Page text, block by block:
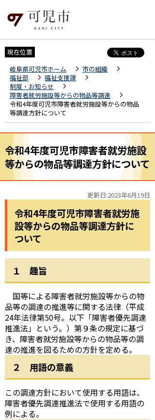
現在位置
岐阜県可児市ホーム
市の組織
福祉部
福祉支援課
制度・お知らせ
障害者就労施設等からの物品等調達
令和4年度可児市障害者就労施設等からの物品
等調達方針について
令和4年度可児市障害者就労施設
等からの物品等調達方針について
更新日:2023年6月19日
令和4年度可児市障害者就労施
設等からの物品等調達方針に
ついて
１ 趣旨
国等による障害者就労施設等からの物
品等の調達の推進等に関する法律（平成
24年法律第50号。以下「障害者優先調達
推進法」という。）第９条の規定に基づ
き、障害者就労施設等からの物品等の調
達の推進を図るための方針を定める。
２ 用語の意義
この調達方針において使用する用語は、
障害者優先調達推進法で使用する用語の
例による。